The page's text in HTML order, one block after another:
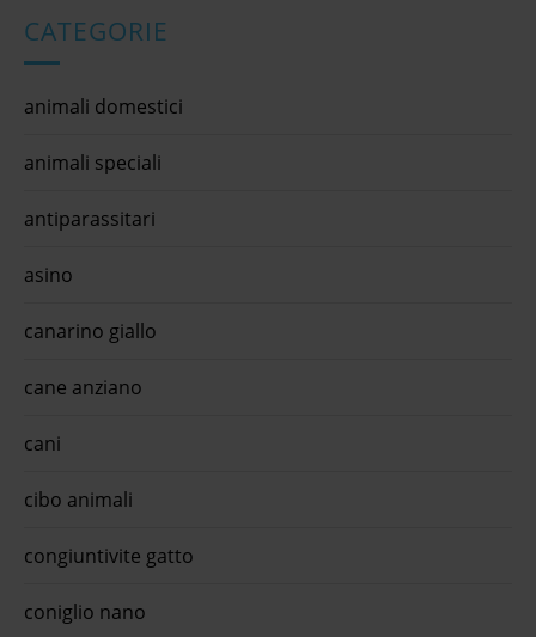
CATEGORIE
animali domestici
animali speciali
antiparassitari
asino
canarino giallo
cane anziano
cani
cibo animali
congiuntivite gatto
coniglio nano